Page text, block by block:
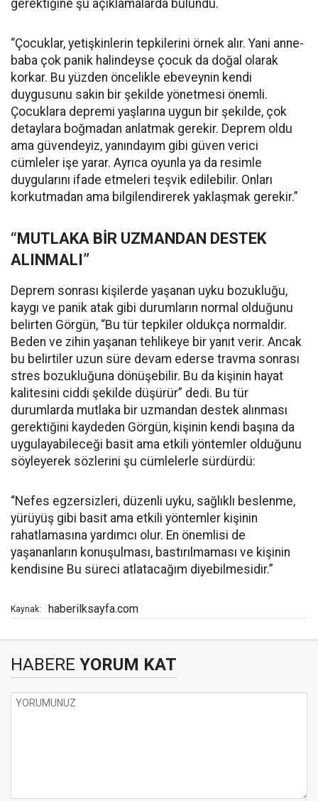
gerektiğine şu açıklamalarda bulundu.
“Çocuklar, yetişkinlerin tepkilerini örnek alır. Yani anne-
baba çok panik halindeyse çocuk da doğal olarak
korkar. Bu yüzden öncelikle ebeveynin kendi
duygusunu sakin bir şekilde yönetmesi önemli.
Çocuklara depremi yaşlarına uygun bir şekilde, çok
detaylara boğmadan anlatmak gerekir. Deprem oldu
ama güvendeyiz, yanındayım gibi güven verici
cümleler işe yarar. Ayrıca oyunla ya da resimle
duygularını ifade etmeleri teşvik edilebilir. Onları
korkutmadan ama bilgilendirerek yaklaşmak gerekir.”
“MUTLAKA BİR UZMANDAN DESTEK
ALINMALI”
Deprem sonrası kişilerde yaşanan uyku bozukluğu,
kaygı ve panik atak gibi durumların normal olduğunu
belirten Görgün, “Bu tür tepkiler oldukça normaldir.
Beden ve zihin yaşanan tehlikeye bir yanıt verir. Ancak
bu belirtiler uzun süre devam ederse travma sonrası
stres bozukluğuna dönüşebilir. Bu da kişinin hayat
kalitesini ciddi şekilde düşürür” dedi. Bu tür
durumlarda mutlaka bir uzmandan destek alınması
gerektiğini kaydeden Görgün, kişinin kendi başına da
uygulayabileceği basit ama etkili yöntemler olduğunu
söyleyerek sözlerini şu cümlelerle sürdürdü:
“Nefes egzersizleri, düzenli uyku, sağlıklı beslenme,
yürüyüş gibi basit ama etkili yöntemler kişinin
rahatlamasına yardımcı olur. En önemlisi de
yaşananların konuşulması, bastırılmaması ve kişinin
kendisine Bu süreci atlatacağım diyebilmesidir.”
Kaynak: haberilksayfa.com
HABERE YORUM KAT